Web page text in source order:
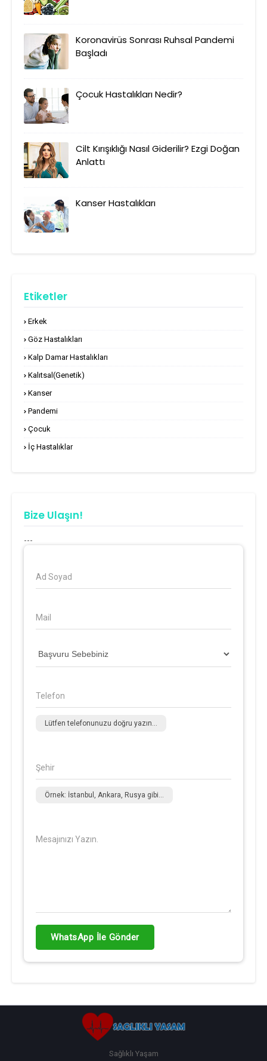
Koronavirüs Sonrası Ruhsal Pandemi
Başladı
Çocuk Hastalıkları Nedir?
Cilt Kırışıklığı Nasıl Giderilir? Ezgi Doğan
Anlattı
Kanser Hastalıkları
Etiketler
Erkek
Göz Hastalıkları
Kalp Damar Hastalıkları
Kalıtsal(Genetik)
Kanser
Pandemi
Çocuk
İç Hastalıklar
Bize Ulaşın!
---
Ad Soyad
Mail
Telefon
Lütfen telefonunuzu doğru yazın...
Şehir
Örnek: İstanbul, Ankara, Rusya gibi...
Mesajınızı Yazın.
WhatsApp İle Gönder
Sağlıklı Yaşam